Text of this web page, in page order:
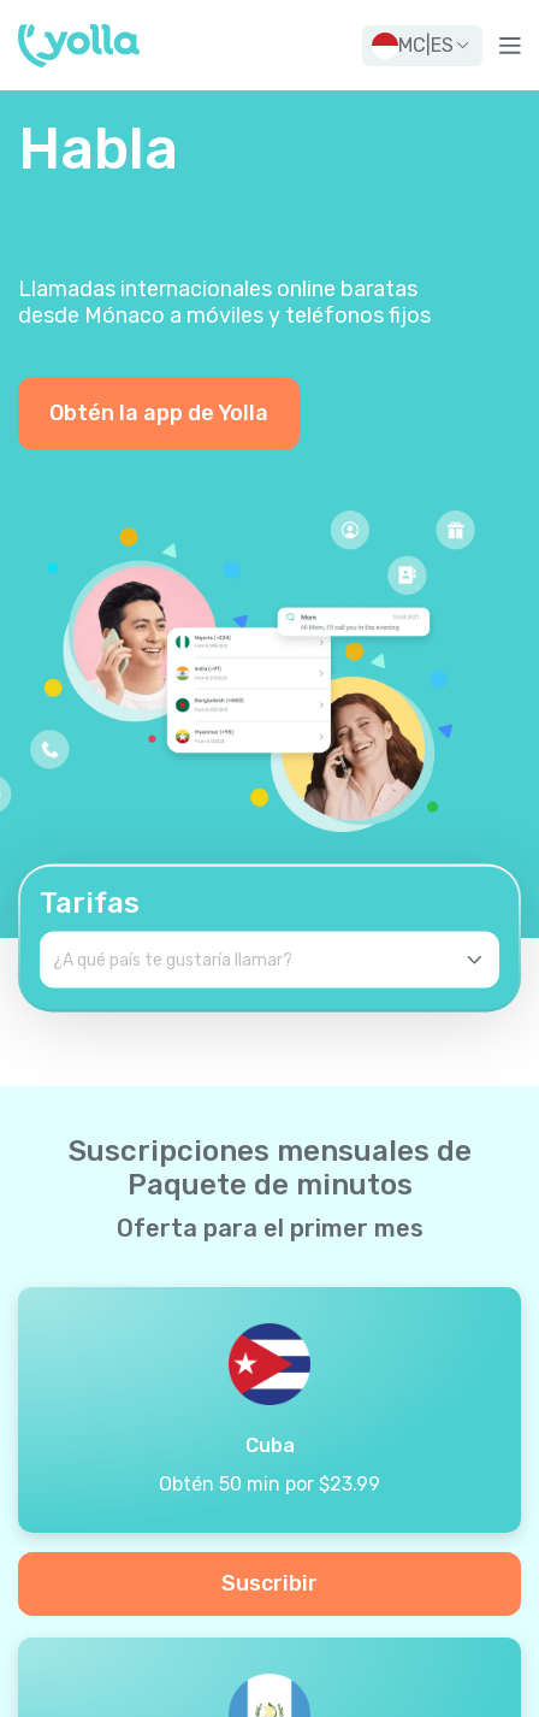
MC ES
Habla
Llamadas internacionales online baratas
desde Mónaco a móviles y teléfonos fijos
Obtén la app de Yolla
Tarifas
Suscripciones mensuales de
Paquete de minutos
Oferta para el primer mes
Cuba
Obtén 50 min por $23.99
Suscribir